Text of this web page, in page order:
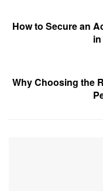
How to Secure an
Why Choosing the